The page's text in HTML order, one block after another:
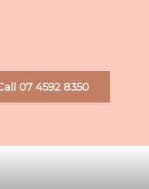
07 4592 8350